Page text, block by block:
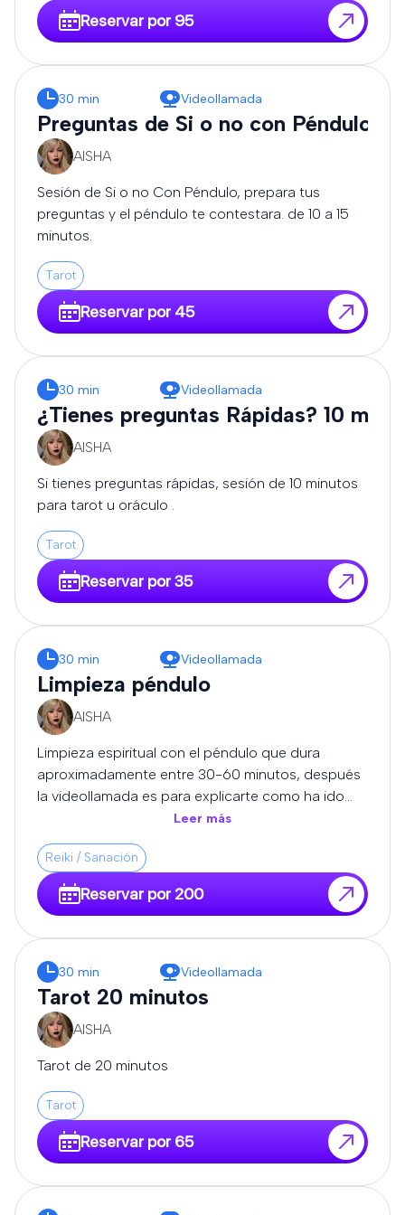
Reservar por 95
30 min Videollamada
Preguntas de Si o no con Péndulo
AISHA
Sesión de Si o no Con Péndulo, prepara tus
preguntas y el péndulo te contestara. de 10 a 15
minutos.
Tarot
Reservar por 45
30 min Videollamada
¿Tienes preguntas Rápidas? 10
AISHA
Si tienes preguntas rápidas, sesión de 10 minutos
para tarot u oráculo .
Tarot
Reservar por 35
30 min Videollamada
Limpieza péndulo
AISHA
Limpieza espiritual con el péndulo que dura
aproximadamente entre 30-60 minutos, después
la videollamada es para explicarte como ha ido
todo, y que me expongas tus dudas.
Leer más
Reiki / Sanación
Reservar por 200
30 min Videollamada
Tarot 20 minutos
AISHA
Tarot de 20 minutos
Tarot
Reservar por 65